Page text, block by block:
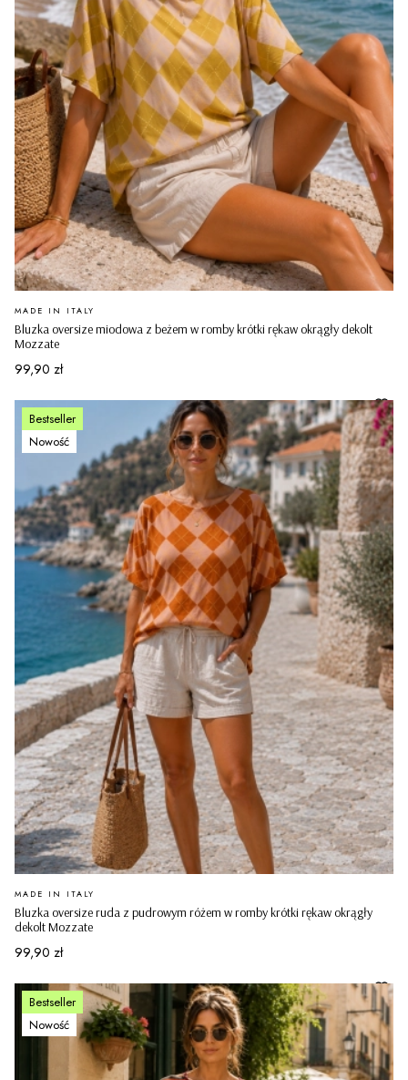
Bluzka oversize miodowa z beżem w romby krótki rękaw okrągły dekolt
Mozzate
PRODUCENT
MADE IN ITALY
Cena
99,90 zł
Bestseller
Nowość
Bluzka oversize ruda z pudrowym różem w romby krótki rękaw okrągły
dekolt Mozzate
PRODUCENT
MADE IN ITALY
Cena
99,90 zł
Bestseller
Nowość